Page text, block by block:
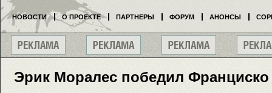
Эрик Моралес победил
НОВОСТИ О ПРОЕКТЕ ПАРТНЕРЫ ФОРУМ АНОНСЫ